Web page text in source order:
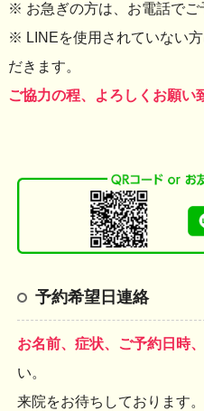
※ お急ぎの方は、お電話でご
※ LINEを使用されていない
だきます。
ご協力の程、よろしくお願い
予約希望日連絡
お名前、症状、ご予約日時
い。
来院をお待ちしております。